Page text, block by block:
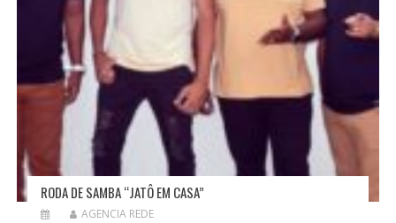
RODA DE SAMBA “JATÔ EM CASA”
AGENCIA REDE